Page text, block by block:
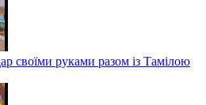
своїми руками разом із Тамілою